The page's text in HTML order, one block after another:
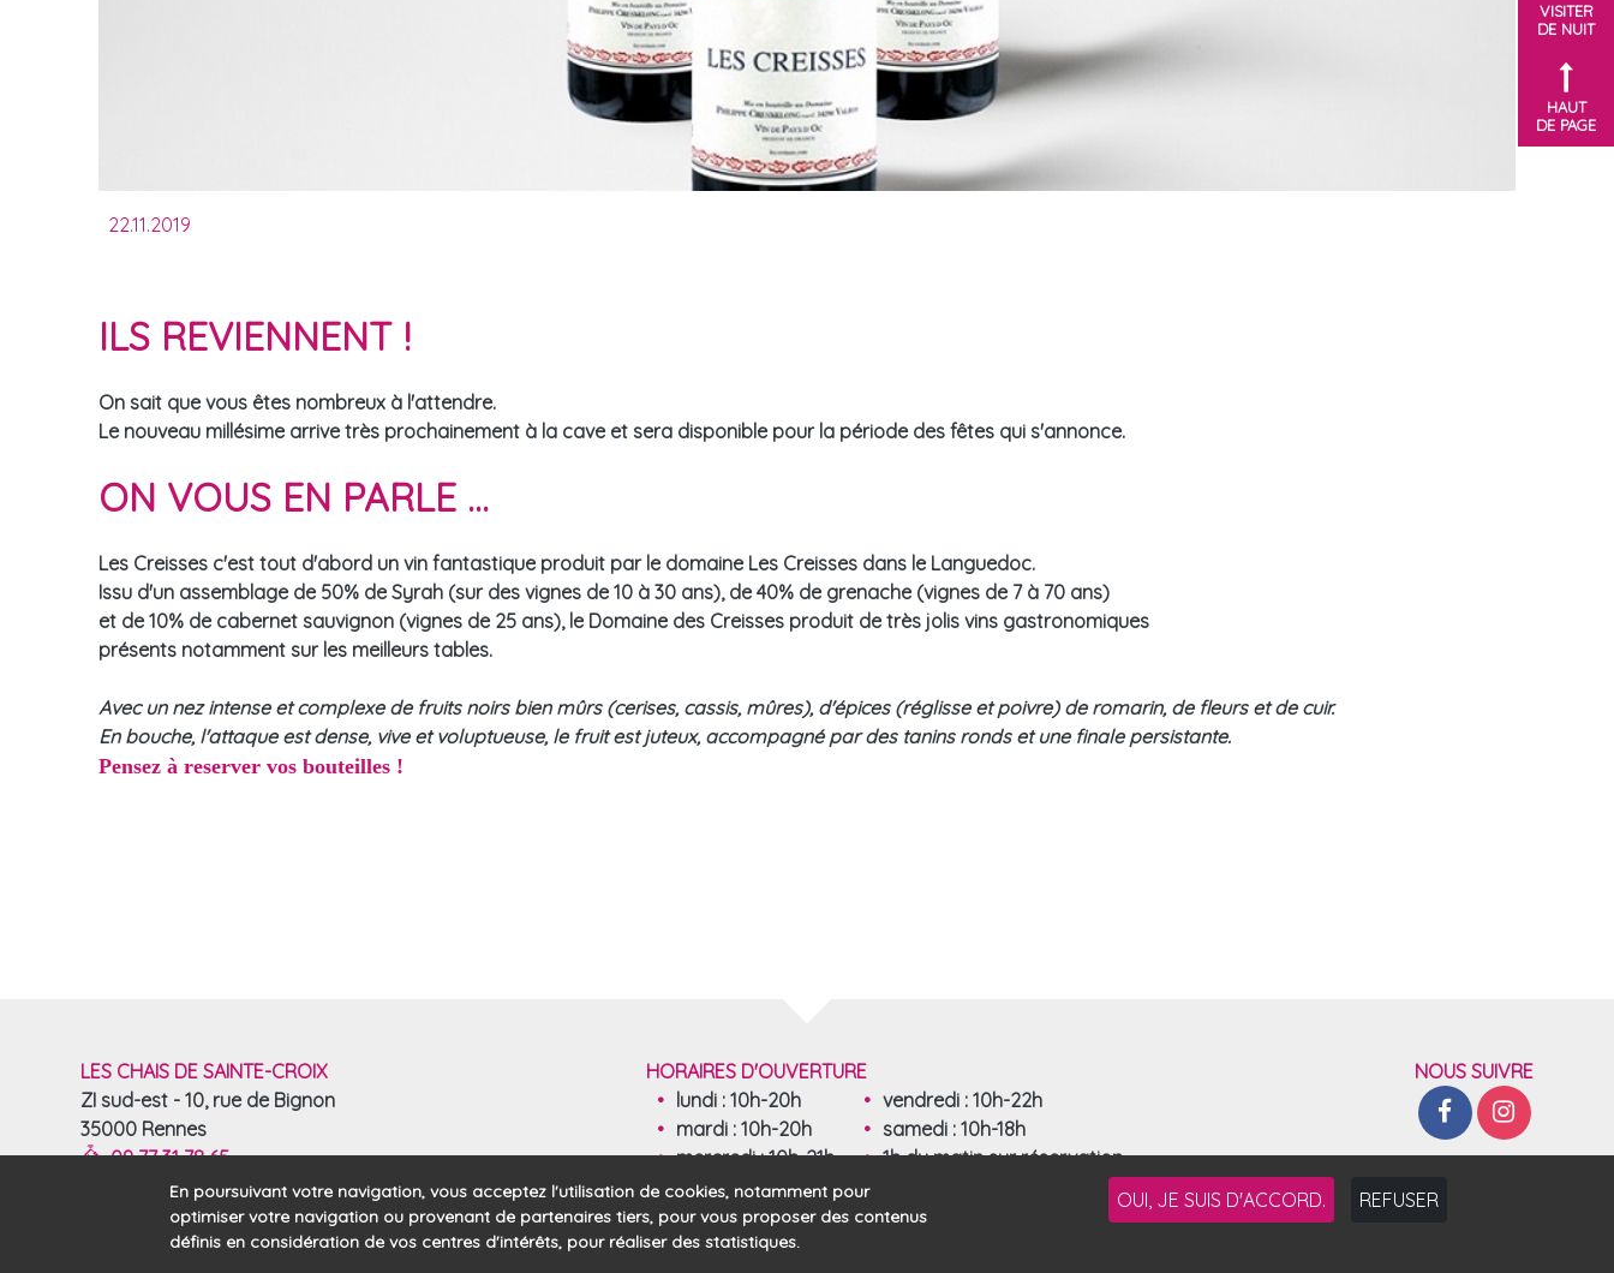
VISITER
DE NUIT
HAUT
DE PAGE
22.11.2019
ILS REVIENNENT !
On sait que vous êtes nombreux à l'attendre.
Le nouveau millésime arrive très prochainement à la cave et sera disponible pour la période des fêtes qui s'annonce.
ON VOUS EN PARLE ...
Les Creisses c'est tout d'abord un vin fantastique produit par le domaine Les Creisses dans le Languedoc.
Issu d'un assemblage de 50% de Syrah (sur des vignes de 10 à 30 ans), de 40% de grenache (vignes de 7 à 70 ans)
et de 10% de cabernet sauvignon (vignes de 25 ans), le Domaine des Creisses produit de très jolis vins gastronomiques
présents notamment sur les meilleurs tables.
Avec un nez intense et complexe de fruits noirs bien mûrs (cerises, cassis, mûres), d'épices (réglisse et poivre) de romarin, de fleurs et de cuir.
En bouche, l'attaque est dense, vive et voluptueuse, le fruit est juteux, accompagné par des tanins ronds et une finale persistante.
Pensez à reserver vos bouteilles !
LES CHAIS DE SAINTE-CROIX
ZI sud-est - 10, rue de Bignon
35000 Rennes
09 77 31 78 65
HORAIRES D'OUVERTURE
lundi : 10h-20h
mardi : 10h-20h
mercredi : 10h-21h
jeudi : 10h-22h
vendredi : 10h-22h
samedi : 10h-18h
1h du matin sur réservation
NOUS SUIVRE
En poursuivant votre navigation, vous acceptez l'utilisation de cookies, notamment pour
optimiser votre navigation ou provenant de partenaires tiers, pour vous proposer des contenus
définis en considération de vos centres d'intérêts, pour réaliser des statistiques.
OUI, JE SUIS D'ACCORD. REFUSER